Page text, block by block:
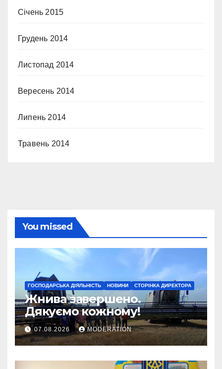
Січень 2015
Грудень 2014
Листопад 2014
Вересень 2014
Липень 2014
Травень 2014
You missed
ГОСПОДАРСЬКА ДІЯЛЬНІСТЬ НОВИНИ СТОРІНКА ДИРЕКТОРА
Жнива завершено.
Дякуємо кожному!
07.08.2026 MODERATION